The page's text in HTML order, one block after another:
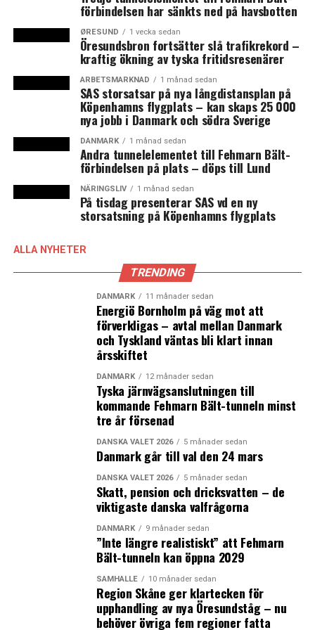
”Planerna på en fast förbindelse mellan Helsingör och
Helsingborg riskerar att förbli just planer. Under
torsdagens virtuella informationsträff framgick tydligt
hur ointresserat Danmark är av någonting annat än en
vägtunnel för bara person- och lastbilar. När en
klimatsmartare framtid kräver tåg… Att en ny fast
förbindelse i norra Öresund inte fullt ut drar nytta av den
kommande kortare vägen till Tyskland eftersom
godstrafik inte kan räknas med är givetvis ett stort minus
och bidrar sannolikt till att projektet när det kommer till
kritan läggs i malpåse även av svenska makthavare. De
danska verkar redan ha gjort det”.
Sydsvenskans och Helsingborgs Dagblads ledare om HH-
Finansieringen är det stora bekymret för HH-
förbindelsen
”Den svensk-danska tunnelutredning som lades fram på
torsdagen gav precis det resultat som danska
makthavare önskat. De kan svart på vitt visa svenska
beslutsfattare att en motorvägstunnel Helsingborg-
Helsingör blir högst lönsam. Den finansierar sig själv
och är betald på 35 år. Däremot blir en järnvägstunnel
ett förlustprojekt. Den måste bekostas med 15-20
miljarder svenska kronor i skattepengar. En kombinerad
väg- och järnvägslösning behöver uppemot 80 år på att
få in byggkapitalet”.
Sydsvenskan om HH-utredningen
HH-förbindelsen gynnar hela Sveriges utveckling
”HH-förbindelsen ger stor nytta för Sverige genom
minskade restider, utökad arbetsmarknadsregion och
ökad tillgång till utbildning. Dagens överlämning av
utredningen till regeringen är ett viktigt steg mot
förverkligandet av en fast förbindelse mellan
Helsingborg och Helsingör”, säger Carl-Johan Sonesson
(M), regionstyrelsens ordförande i Region Skåne och
ordförande i Greater Copenhagen Committee i en
förbindelsen har sänkts ned på havsbotten
ØRESUND 1 vecka sedan
Öresundsbron fortsätter slå trafikrekord –
kraftig ökning av tyska fritidsresenärer
ARBETSMARKNAD 1 månad sedan
SAS storsatsar på nya långdistansplan på
Köpenhamns flygplats – kan skaps 25 000
nya jobb i Danmark och södra Sverige
DANMARK 1 månad sedan
Andra tunnelelementet till Fehmarn Bält-
förbindelsen på plats – döps till Lund
NÄRINGSLIV 1 månad sedan
På tisdag presenterar SAS vd en ny
storsatsning på Köpenhamns flygplats
ALLA NYHETER
TRENDING
DANMARK 11 månader sedan
Energiö Bornholm på väg mot att
förverkligas – avtal mellan Danmark
och Tyskland väntas bli klart innan
årsskiftet
DANMARK 12 månader sedan
Tyska järnvägsanslutningen till
kommande Fehmarn Bält-tunneln minst
tre år försenad
DANSKA VALET 2026 5 månader sedan
Danmark går till val den 24 mars
DANSKA VALET 2026 5 månader sedan
Skatt, pension och dricksvatten – de
viktigaste danska valfrågorna
DANMARK 9 månader sedan
”Inte längre realistiskt” att Fehmarn
Bält-tunneln kan öppna 2029
SAMHÄLLE 10 månader sedan
Region Skåne ger klartecken för
upphandling av nya Öresundståg – nu
behöver övriga fem regioner fatta